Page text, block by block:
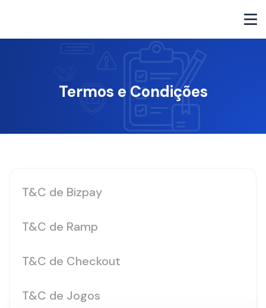
Termos e Condições
T&C de Bizpay
T&C de Ramp
T&C de Checkout
T&C de Jogos